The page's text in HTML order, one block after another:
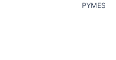
PYMES